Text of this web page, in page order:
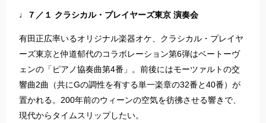
♩７／１ クラシカル・プレイヤーズ東京 演奏会
有田正広率いるオリジナル楽器オケ、クラシカル・プレイヤ
ーズ東京と仲道郁代のコラボレーション第6弾はベートーヴ
ェンの「ピアノ協奏曲第4番」。前後にはモーツァルトの交
響曲2曲（共にGの調性を有する単一楽章の32番と40番）が
置かれる。200年前のウィーンの空気を彷彿させる響きで、
現代からタイムスリップしたい。